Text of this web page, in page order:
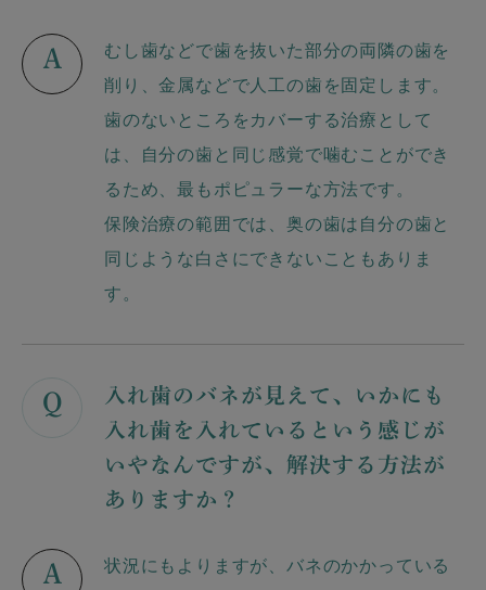
A
むし歯などで歯を抜いた部分の両隣の歯を
削り、金属などで人工の歯を固定します。
歯のないところをカバーする治療として
は、自分の歯と同じ感覚で噛むことができ
るため、最もポピュラーな方法です。
保険治療の範囲では、奥の歯は自分の歯と
同じような白さにできないこともありま
す。
Q
入れ歯のバネが見えて、いかにも
入れ歯を入れているという感じが
いやなんですが、解決する方法が
ありますか？
A
状況にもよりますが、バネのかかっている